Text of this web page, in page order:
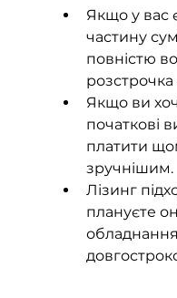
Якщо у вас
частину
повністю
Якщо ви
початкові
платити
зручнішим.
Лізинг
плануєте